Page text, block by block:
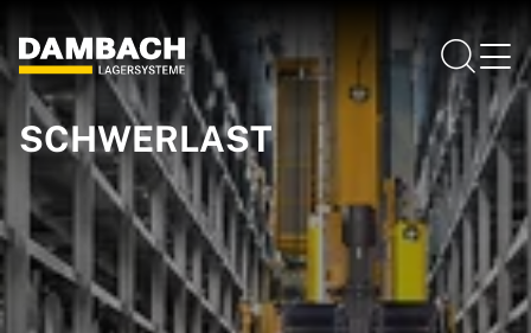
SCHWERLAST